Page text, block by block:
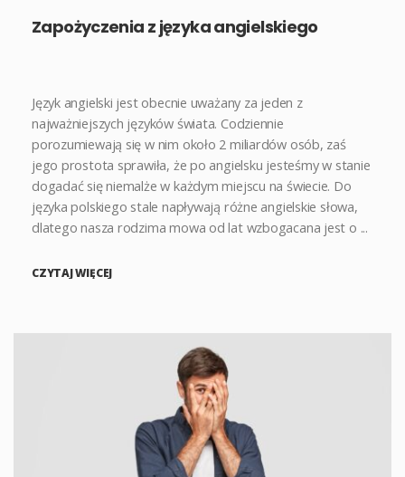
Zapożyczenia z języka angielskiego
Język angielski jest obecnie uważany za jeden z
najważniejszych języków świata. Codziennie
porozumiewają się w nim około 2 miliardów osób, zaś
jego prostota sprawiła, że po angielsku jesteśmy w stanie
dogadać się niemalże w każdym miejscu na świecie. Do
języka polskiego stale napływają różne angielskie słowa,
dlatego nasza rodzima mowa od lat wzbogacana jest o ...
CZYTAJ WIĘCEJ